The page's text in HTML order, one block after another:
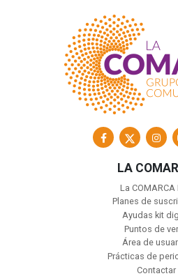
LA
La COMARCA
Planes de
Ayudas kit
Puntos de
Área de
Prácticas de
Contactar